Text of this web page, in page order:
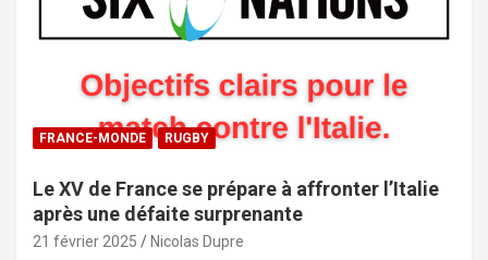
FRANCE-MONDE RUGBY
Le XV de France se prépare à affronter l’Italie
après une défaite surprenante
21 février 2025 Nicolas Dupre